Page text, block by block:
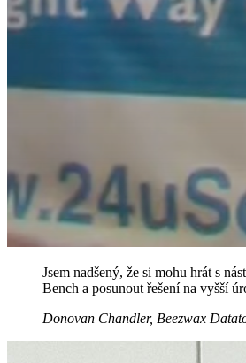
Jsem nadšený, že si mohu hrát s
Bench a posunout řešení na vyšší
Donovan Chandler, Beezwax